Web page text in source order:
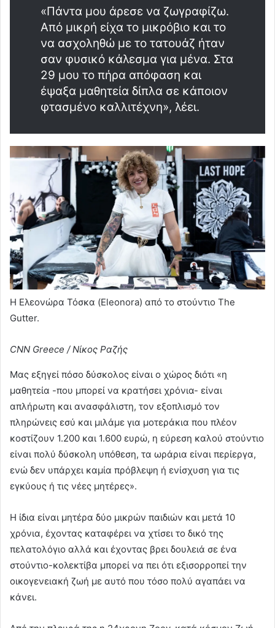
«Πάντα μου άρεσε να ζωγραφίζω.
Από μικρή είχα το μικρόβιο και το
να ασχοληθώ με το τατουάζ ήταν
σαν φυσικό κάλεσμα για μένα. Στα
29 μου το πήρα απόφαση και
έψαξα μαθητεία δίπλα σε κάποιον
φτασμένο καλλιτέχνη», λέει.
Η Ελεονώρα Τόσκα (Eleonora) από το στούντιο The
Gutter.
CNN Greece / Νίκος Ραζής
Μας εξηγεί πόσο δύσκολος είναι ο χώρος διότι «η
μαθητεία -που μπορεί να κρατήσει χρόνια- είναι
απλήρωτη και ανασφάλιστη, τον εξοπλισμό τον
πληρώνεις εσύ και μιλάμε για μοτεράκια που πλέον
κοστίζουν 1.200 και 1.600 ευρώ, η εύρεση καλού στούντιο
είναι πολύ δύσκολη υπόθεση, τα ωράρια είναι περίεργα,
ενώ δεν υπάρχει καμία πρόβλεψη ή ενίσχυση για τις
εγκύους ή τις νέες μητέρες».
Η ίδια είναι μητέρα δύο μικρών παιδιών και μετά 10
χρόνια, έχοντας καταφέρει να χτίσει το δικό της
πελατολόγιο αλλά και έχοντας βρει δουλειά σε ένα
στούντιο-κολεκτίβα μπορεί να πει ότι εξισορροπεί την
οικογενειακή ζωή με αυτό που τόσο πολύ αγαπάει να
κάνει.